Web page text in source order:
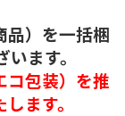
品）を一括梱
ます。
コ包装）を推
ます。